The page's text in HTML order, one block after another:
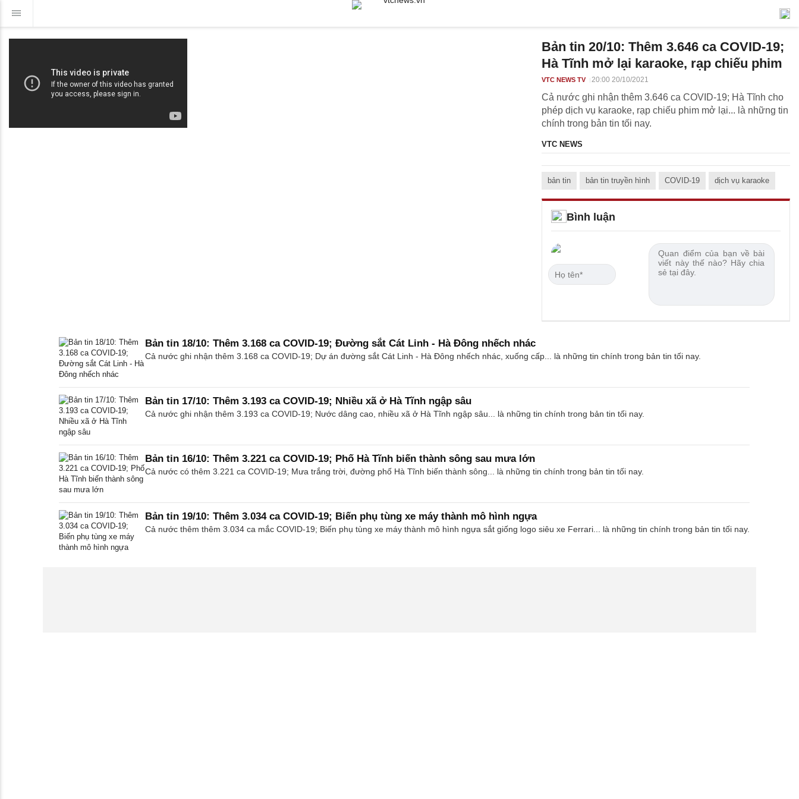
Bản tin 20/10: Thêm 3.646 ca COVID-19;
Hà Tĩnh mở lại karaoke, rạp chiếu phim
VTC NEWS TV 20:00 20/10/2021
Cả nước ghi nhận thêm 3.646 ca COVID-19; Hà Tĩnh cho
phép dịch vụ karaoke, rạp chiếu phim mở lại... là những tin
chính trong bản tin tối nay.
VTC NEWS
bản tin bản tin truyền hình COVID-19 dịch vụ karaoke
Bình luận
Bản tin 18/10: Thêm 3.168 ca COVID-19; Đường sắt Cát Linh - Hà Đông nhếch nhác
Cả nước ghi nhận thêm 3.168 ca COVID-19; Dự án đường sắt Cát Linh - Hà Đông nhếch nhác, xuống cấp... là những tin chính trong bản tin tối nay.
Bản tin 17/10: Thêm 3.193 ca COVID-19; Nhiều xã ở Hà Tĩnh ngập sâu
Cả nước ghi nhận thêm 3.193 ca COVID-19; Nước dâng cao, nhiều xã ở Hà Tĩnh ngập sâu... là những tin chính trong bản tin tối nay.
Bản tin 16/10: Thêm 3.221 ca COVID-19; Phố Hà Tĩnh biến thành sông sau mưa lớn
Cả nước có thêm 3.221 ca COVID-19; Mưa trắng trời, đường phố Hà Tĩnh biến thành sông... là những tin chính trong bản tin tối nay.
Bản tin 19/10: Thêm 3.034 ca COVID-19; Biến phụ tùng xe máy thành mô hình ngựa
Cả nước thêm thêm 3.034 ca mắc COVID-19; Biến phụ tùng xe máy thành mô hình ngựa sắt giống logo siêu xe Ferrari... là những tin chính trong bản tin tối nay.